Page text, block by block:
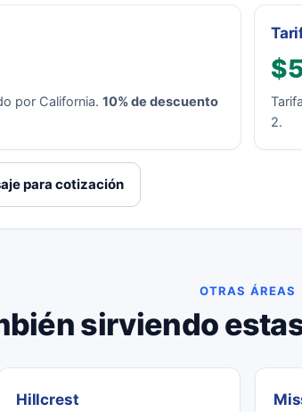
por California. 10% de descuento
2.
para cotización
OTRAS ÁREAS
sirviendo
Hillcrest